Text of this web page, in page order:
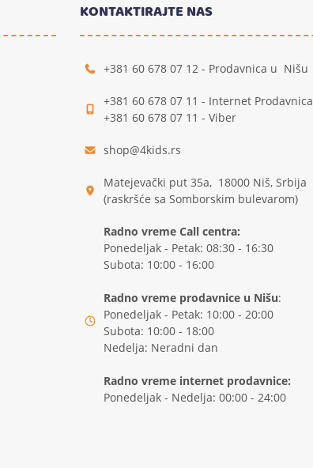
KONTAKTIRAJTE NAS
+381 60 678 07 12 - Prodavnica u Nišu
+381 60 678 07 11 - Internet Prodavnica
+381 60 678 07 11 - Viber
shop@4kids.rs
Matejevački put 35a, 18000 Niš, Srbija
(raskršće sa Somborskim bulevarom)
Radno vreme Call centra:
Ponedeljak - Petak: 08:30 - 16:30
Subota: 10:00 - 16:00
Radno vreme prodavnice u Nišu:
Ponedeljak - Petak: 10:00 - 20:00
Subota: 10:00 - 18:00
Nedelja: Neradni dan
Radno vreme internet prodavnice:
Ponedeljak - Nedelja: 00:00 - 24:00